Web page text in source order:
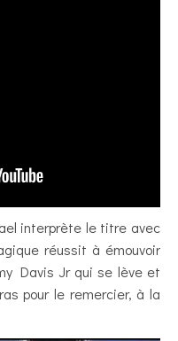
interprète le titre avec
réussit à émouvoir
Davis Jr qui se lève et
pour le remercier, à la